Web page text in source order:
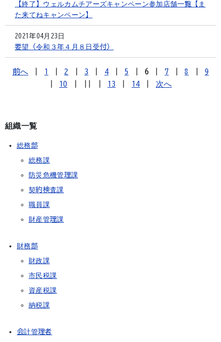
【終了】ウェルカムチアーズキャンペーン参加店舗一覧【ま
た来てねキャンペーン】
2021年04月23日
要望（令和３年４月８日受付）
前へ 1 2 3 4 5 6 7 8
9
10 13 14 次へ
組織一覧
総務部
総務課
防災危機管理課
契約検査課
職員課
財産管理課
財務部
財政課
市民税課
資産税課
納税課
会計管理者